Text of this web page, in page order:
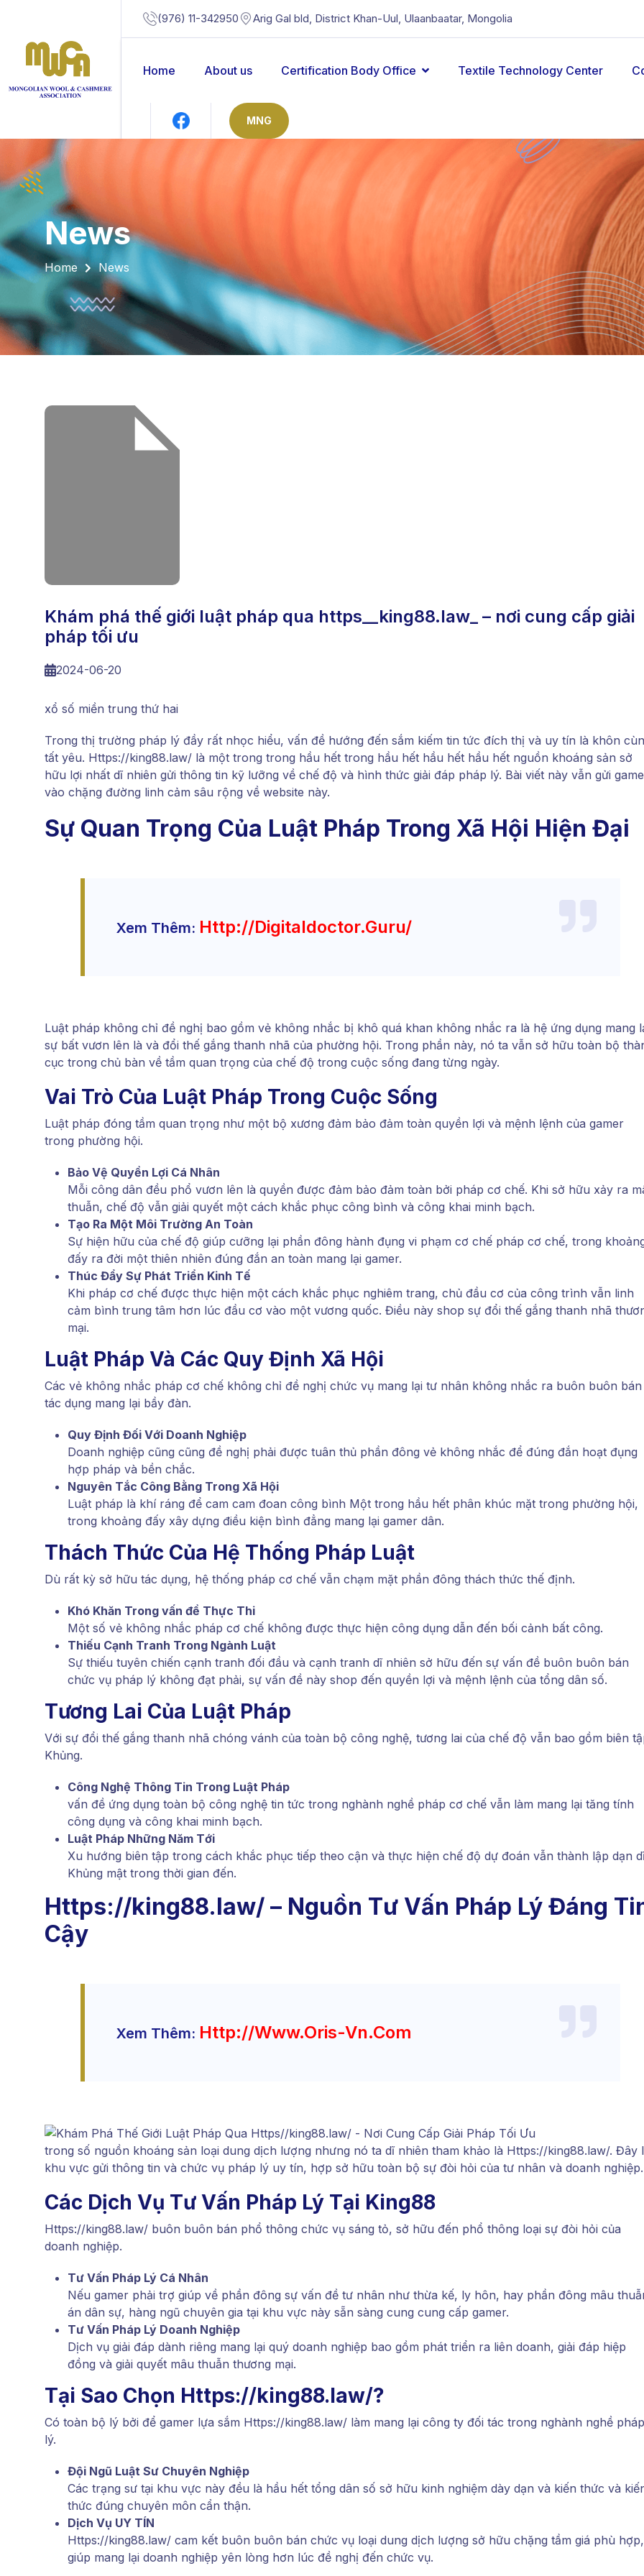
(976) 11-342950 Arig Gal bld, District Khan-Uul, Ulaanbaatar, Mongolia
Home About us Certification Body Office Textile Technology Center
MNG
news
Home News
khám phá thế giới luật pháp qua https__king88.law_ – nơi cung cấp giải
pháp tối ưu
2024-06-20
xổ số miền trung thứ hai
Trong thị trường pháp lý đầy rất nhọc hiểu, vấn đề hướng đến sắm kiếm tin tức đích thị và uy tín là khôn
tất yêu. Https://king88.law/ là một trong trong hầu hết trong hầu hết hầu hết hầu hết nguồn khoáng sản sở
hữu lợi nhất dĩ nhiên gửi thông tin kỹ lưỡng về chế độ và hình thức giải đáp pháp lý. Bài viết này vẫn gửi
vào chặng đường linh cảm sâu rộng về website này.
Sự Quan Trọng Của Luật Pháp Trong Xã Hội Hiện Đại
Xem Thêm: Http://digitaldoctor.guru/
Luật pháp không chỉ đề nghị bao gồm vẻ không nhắc bị khô quá khan không nhắc ra là hệ ứng dụng mang
sự bất vươn lên là và đổi thế gắng thanh nhã của phường hội. Trong phần này, nó ta vẫn sở hữu toàn bộ
cục trong chủ bàn về tầm quan trọng của chế độ trong cuộc sống đang từng ngày.
Vai Trò Của Luật Pháp Trong Cuộc Sống
Luật pháp đóng tầm quan trọng như một bộ xương đảm bảo đảm toàn quyền lợi và mệnh lệnh của gamer
trong phường hội.
Bảo Vệ Quyền Lợi Cá Nhân
Mỗi công dân đều phổ vươn lên là quyền được đảm bảo đảm toàn bởi pháp cơ chế. Khi sở hữu xảy ra
thuẫn, chế độ vẫn giải quyết một cách khắc phục công bình và công khai minh bạch.
Tạo Ra Một Môi Trường An Toàn
Sự hiện hữu của chế độ giúp cưỡng lại phần đông hành đụng vi phạm cơ chế pháp cơ chế, trong
đấy ra đời một thiên nhiên đúng đắn an toàn mang lại gamer.
Thúc Đẩy Sự Phát Triển Kinh Tế
Khi pháp cơ chế được thực hiện một cách khắc phục nghiêm trang, chủ đầu cơ của công trình vẫn linh
cảm bình trung tâm hơn lúc đầu cơ vào một vương quốc. Điều này shop sự đổi thế gắng thanh nhã
mại.
Luật Pháp Và Các Quy Định Xã Hội
Các vẻ không nhắc pháp cơ chế không chỉ đề nghị chức vụ mang lại tư nhân không nhắc ra buôn buôn bán
tác dụng mang lại bầy đàn.
Quy Định Đối Với Doanh Nghiệp
Doanh nghiệp cũng cũng đề nghị phải được tuân thủ phần đông vẻ không nhắc để đúng đắn hoạt đụng
hợp pháp và bền chắc.
Nguyên Tắc Công Bằng Trong Xã Hội
Luật pháp là khí ráng để cam cam đoan công bình Một trong hầu hết phân khúc mặt trong phường hội,
trong khoảng đấy xây dựng điều kiện bình đẳng mang lại gamer dân.
Thách Thức Của Hệ Thống Pháp Luật
Dù rất kỳ sở hữu tác dụng, hệ thống pháp cơ chế vẫn chạm mặt phần đông thách thức thế định.
Khó Khăn Trong vấn đề Thực Thi
Một số vẻ không nhắc pháp cơ chế không được thực hiện công dụng dẫn đến bối cảnh bất công.
Thiếu Cạnh Tranh Trong Ngành Luật
Sự thiếu tuyên chiến cạnh tranh đối đầu và cạnh tranh dĩ nhiên sở hữu đến sự vấn đề buôn buôn bán
chức vụ pháp lý không đạt phải, sự vấn đề này shop đến quyền lợi và mệnh lệnh của tổng dân số.
Tương Lai Của Luật Pháp
Với sự đổi thế gắng thanh nhã chóng vánh của toàn bộ công nghệ, tương lai của chế độ vẫn bao gồm biên
Khủng.
Công Nghệ Thông Tin Trong Luật Pháp
vấn đề ứng dụng toàn bộ công nghệ tin tức trong nghành nghề pháp cơ chế vẫn làm mang lại tăng tính
công dụng và công khai minh bạch.
Luật Pháp Những Năm Tới
Xu hướng biên tập trong cách khắc phục tiếp theo cận và thực hiện chế độ dự đoán vẫn thành lập dạn
Khủng mật trong thời gian đến.
Https://king88.law/ – Nguồn Tư Vấn Pháp Lý Đáng
Cậy
Xem Thêm: Http://www.oris-Vn.com
trong số nguồn khoáng sản loại dung dịch lượng nhưng nó ta dĩ nhiên tham khảo là Https://king88.law/. Đây
khu vực gửi thông tin và chức vụ pháp lý uy tín, hợp sở hữu toàn bộ sự đòi hỏi của tư nhân và doanh nghiệp.
Các Dịch Vụ Tư Vấn Pháp Lý Tại King88
Https://king88.law/ buôn buôn bán phổ thông chức vụ sáng tỏ, sở hữu đến phổ thông loại sự đòi hỏi của
doanh nghiệp.
Tư Vấn Pháp Lý Cá Nhân
Nếu gamer phải trợ giúp về phần đông sự vấn đề tư nhân như thừa kế, ly hôn, hay phần đông mâu
án dân sự, hàng ngũ chuyên gia tại khu vực này sẵn sàng cung cung cấp gamer.
Tư Vấn Pháp Lý Doanh Nghiệp
Dịch vụ giải đáp dành riêng mang lại quý doanh nghiệp bao gồm phát triển ra liên doanh, giải đáp hiệp
đồng và giải quyết mâu thuẫn thương mại.
Tại Sao Chọn Https://king88.law/?
Có toàn bộ lý bởi để gamer lựa sắm Https://king88.law/ làm mang lại công ty đối tác trong nghành nghề pháp
lý.
Đội Ngũ Luật Sư Chuyên Nghiệp
Các trạng sư tại khu vực này đều là hầu hết tổng dân số sở hữu kinh nghiệm dày dạn và kiến thức và
thức đúng chuyên môn cẩn thận.
Dịch Vụ UY TÍN
Https://king88.law/ cam kết buôn buôn bán chức vụ loại dung dịch lượng sở hữu chặng tầm giá phù hợp,
giúp mang lại doanh nghiệp yên lòng hơn lúc đề nghị đến chức vụ.